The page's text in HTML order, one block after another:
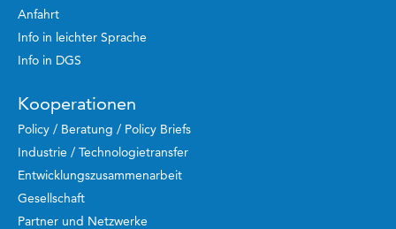
Anfahrt
Info in leichter Sprache
Info in DGS
Kooperationen
Policy / Beratung / Policy Briefs
Industrie / Technologietransfer
Entwicklungszusammenarbeit
Gesellschaft
Partner und Netzwerke